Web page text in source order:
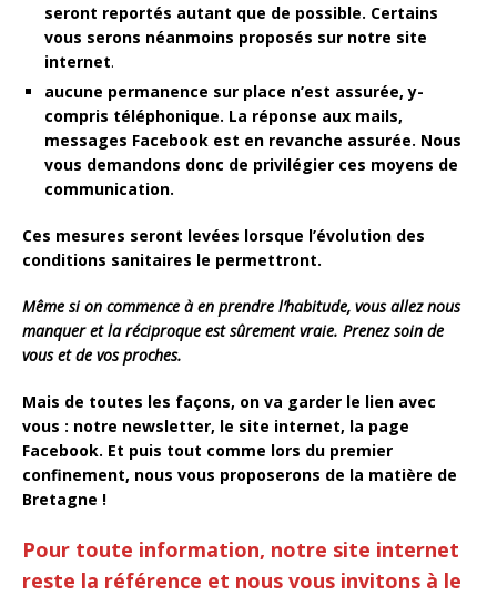
seront reportés autant que de possible. Certains
vous serons néanmoins proposés sur notre site
internet.
aucune permanence sur place n’est assurée, y-
compris téléphonique. La réponse aux mails,
messages Facebook est en revanche assurée. Nous
vous demandons donc de privilégier ces moyens de
communication.
Ces mesures seront levées lorsque l’évolution des
conditions sanitaires le permettront.
Même si on commence à en prendre l’habitude, vous allez nous
manquer et la réciproque est sûrement vraie. Prenez soin de
vous et de vos proches.
Mais de toutes les façons, on va garder le lien avec
vous : notre newsletter, le site internet, la page
Facebook. Et puis tout comme lors du premier
confinement, nous vous proposerons de la matière de
Bretagne !
Pour toute information, notre site internet
reste la référence et nous vous invitons à le